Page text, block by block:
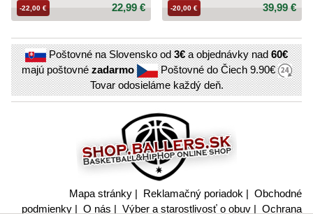
22,99 €
-22,00 € 39,99 €
-20,00 €
Poštovné na Slovensko od3€a objednávky nad60€
majú poštovnézadarmo Poštovné do Čiech9.90€
Tovar odosieláme každý deň.
Mapa stránky | Reklamačný poriadok | Obchodné
podmienky | O nás | Výber a starostlivosť o obuv | Ochrana